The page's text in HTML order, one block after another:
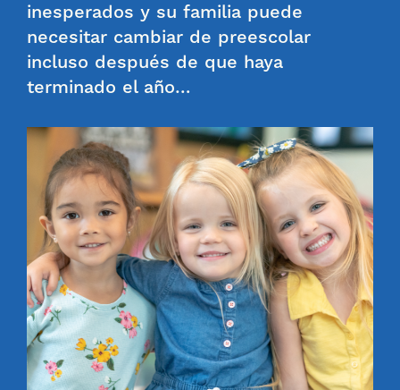
inesperados y su familia puede
necesitar cambiar de preescolar
incluso después de que haya
terminado el año…